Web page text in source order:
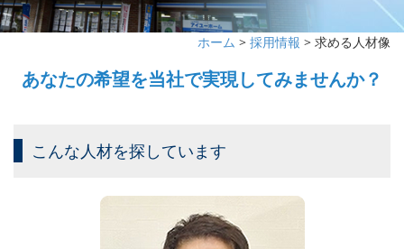
ホーム > 採用情報 > 求める人材像
あなたの希望を当社で実現してみませんか？
こんな人材を探しています